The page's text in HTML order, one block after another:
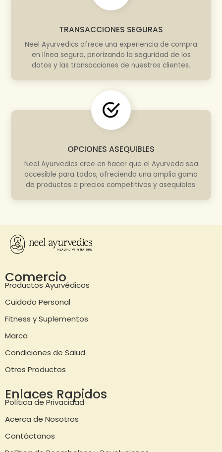
TRANSACCIONES SEGURAS
Neel Ayurvedics ofrece una experiencia de compra
en línea segura, priorizando la seguridad de los
datos y las transacciones de nuestros clientes.
OPCIONES ASEQUIBLES
Neel Ayurvedics cree en hacer que el Ayurveda sea
accesible para todos, ofreciendo una amplia gama
de productos a precios competitivos y asequibles.
Comercio
Productos Ayurvédicos
Cuidado Personal
Fitness y Suplementos
Marca
Condiciones de Salud
Otros Productos
Enlaces Rapidos
Política de Privacidad
Acerca de Nosotros
Contáctanos